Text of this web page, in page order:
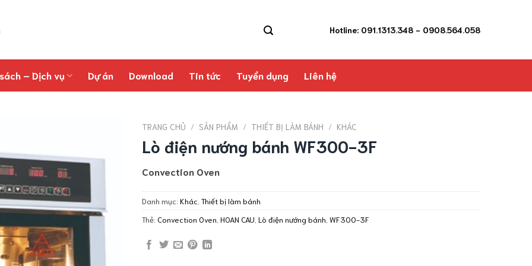
Hotline: 091.1313.348 - 0908.564.058
– Dịch vụ Dự án Download Tin tức Tuyển dụng Liên hệ
TRANG CHỦ / SẢN PHẨM / THIẾT BỊ LÀM BÁNH / KHÁC
Lò điện nướng bánh WF300-3F
Convection Oven
Danh mục: Khác Thiết bị làm bánh
Thẻ: Convection Oven HOAN CAU Lò điện nướng bánh WF300-3F